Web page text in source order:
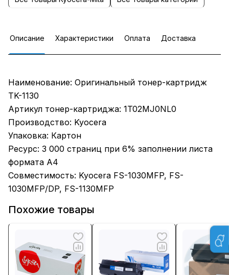
Описание Характеристики Оплата Доставка
Наименование: Оригинальный тонер-картридж
TK-1130
Артикул тонер-картриджа: 1T02MJ0NL0
Производство: Kyocera
Упаковка: Картон
Ресурс: 3 000 страниц при 6% заполнении листа
формата А4
Совместимость: Kyocera FS-1030MFP, FS-
1030MFP/DP, FS-1130MFP
Похожие товары